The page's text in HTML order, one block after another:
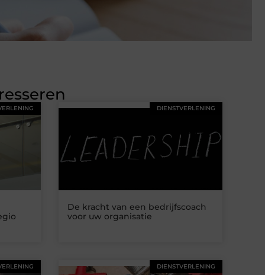
DIENSTVERLENING
De kracht van een bedrijfscoach
voor uw organisatie
DIENSTVERLENING